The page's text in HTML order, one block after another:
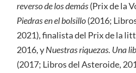
reverso de los demás(Prix de la
Piedras en el bolsillo(2016;
2021), finalista del Prix de la
2016, yNuestras riquezas. Una
(2017; Libros del Asteroide,